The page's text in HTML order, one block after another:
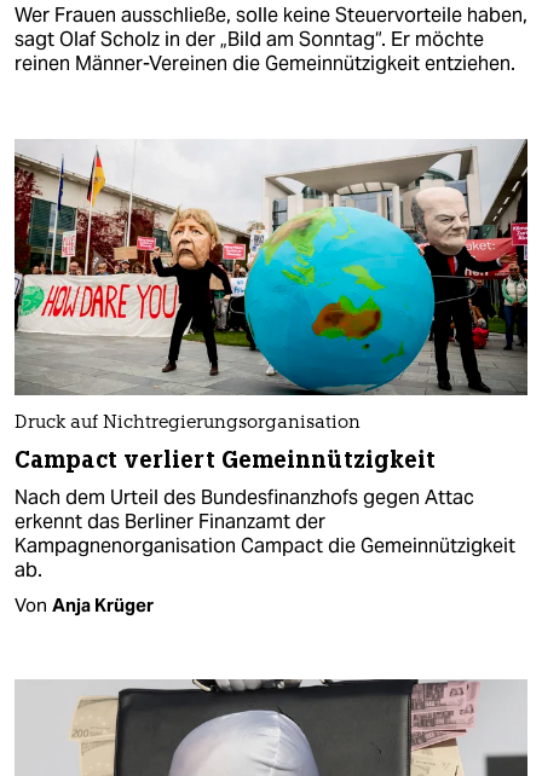
Wer Frauen ausschließe, solle keine Steuervorteile haben,
sagt Olaf Scholz in der „Bild am Sonntag“. Er möchte
reinen Männer-Vereinen die Gemeinnützigkeit entziehen.
Druck auf Nichtregierungsorganisation
Campact verliert Gemeinnützigkeit
Nach dem Urteil des Bundesfinanzhofs gegen Attac
erkennt das Berliner Finanzamt der
Kampagnenorganisation Campact die Gemeinnützigkeit
ab.
Von Anja Krüger